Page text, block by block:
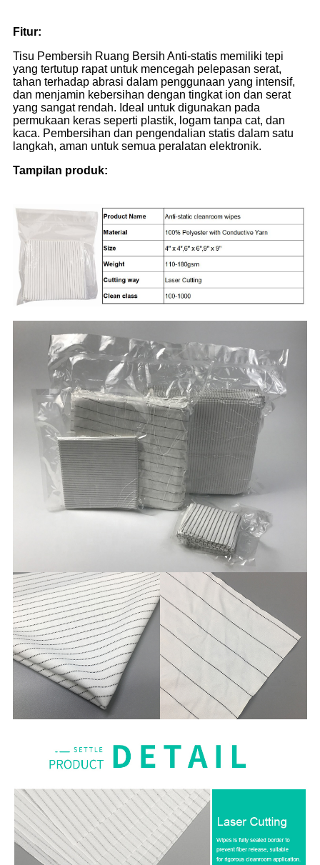
Fitur:
Tisu Pembersih Ruang Bersih Anti-statis memiliki tepi
yang tertutup rapat untuk mencegah pelepasan serat,
tahan terhadap abrasi dalam penggunaan yang intensif,
dan menjamin kebersihan dengan tingkat ion dan serat
yang sangat rendah. Ideal untuk digunakan pada
permukaan keras seperti plastik, logam tanpa cat, dan
kaca. Pembersihan dan pengendalian statis dalam satu
langkah, aman untuk semua peralatan elektronik.
Tampilan produk: